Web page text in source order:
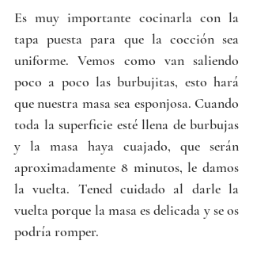
Es muy importante cocinarla con la
tapa puesta para que la cocción sea
uniforme. Vemos como van saliendo
poco a poco las burbujitas, esto hará
que nuestra masa sea esponjosa. Cuando
toda la superficie esté llena de burbujas
y la masa haya cuajado, que serán
aproximadamente 8 minutos, le damos
la vuelta. Tened cuidado al darle la
vuelta porque la masa es delicada y se os
podría romper.